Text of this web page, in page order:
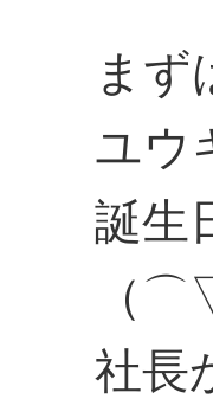
まず
ユウ
誕生
（
社長